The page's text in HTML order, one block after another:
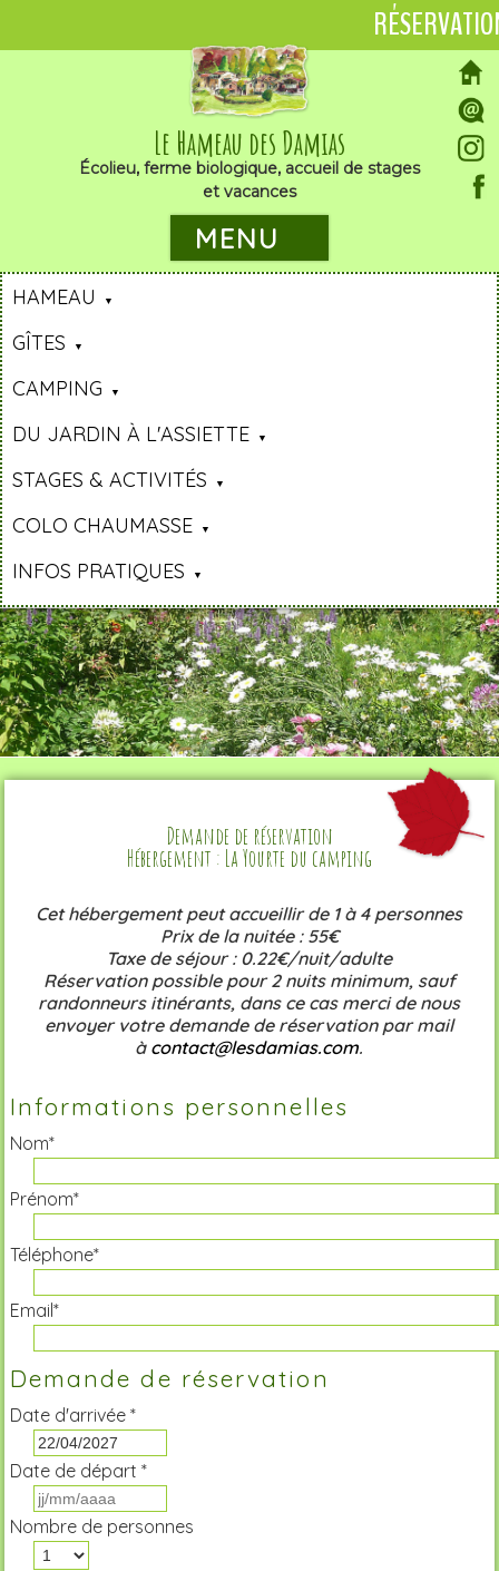
Le Hameau des Damias
Écolieu, ferme biologique, accueil de stages
et vacances
MENU
HAMEAU
GÎTES
CAMPING
DU JARDIN À L'ASSIETTE
STAGES & ACTIVITÉS
COLO CHAUMASSE
INFOS PRATIQUES
Demande de réservation
Hébergement : La Yourte du camping
Cet hébergement peut accueillir de 1 à 4 personnes
Prix de la nuitée : 55€
Taxe de séjour : 0.22€/nuit/adulte
Réservation possible pour 2 nuits minimum, sauf
randonneurs itinérants, dans ce cas merci de nous
envoyer votre demande de réservation par mail
à contact@lesdamias.com.
Informations personnelles
Nom*
Prénom*
Téléphone*
Email*
Demande de réservation
Date d'arrivée *
Date de départ *
Nombre de personnes